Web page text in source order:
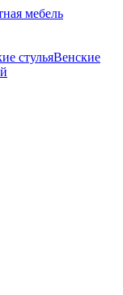
мебель
стульяВенские